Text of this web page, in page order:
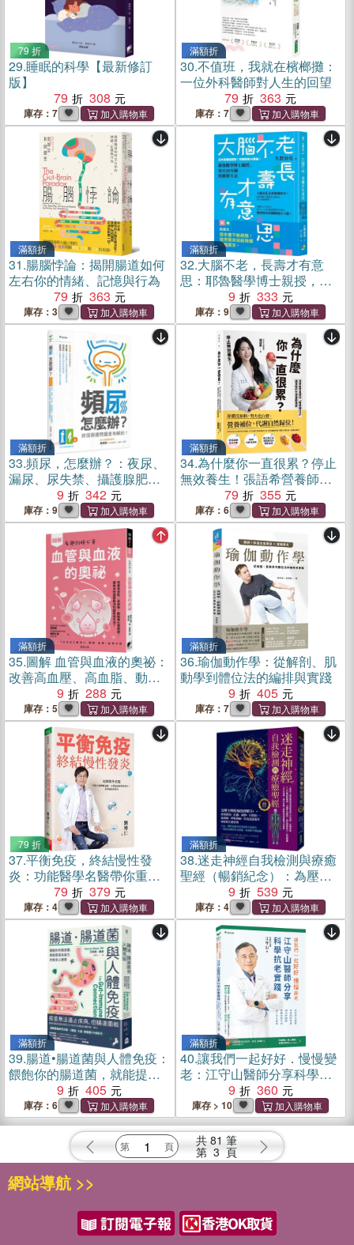
79 折
29.睡眠的科學【最新修訂
版】
79
308
庫存：7
滿額折
30.不值班，我就在檳榔攤：
一位外科醫師對人生的回望
79
363
庫存：7
滿額折
31.腸腦悖論：揭開腸道如何
左右你的情緒、記憶與行為
79
363
庫存：3
滿額折
32.大腦不老，長壽才有意
思：耶魯醫學博士親授，每
天10分鐘的簡單方法
9 333
庫存：9
滿額折
33.頻尿，怎麼辦？：夜尿、
漏尿、尿失禁、攝護腺肥
大、膀胱過動、骨盆底功能
障礙…排尿困擾問題是有解
的！【2026新裝增訂版】
9 342
庫存：9
滿額折
34.為什麼你一直很累？停止
無效養生！張語希營養師的
「精準補位法」，讓當機的
代謝自動重啟
79 355
庫存：6
滿額折
35.圖解 血管與血液的奧祕：
改善高血壓、高血脂、動脈
硬化等問題，讓血液快速變
乾淨的超有效方法！
9 288
庫存：5
滿額折
36.瑜伽動作學：從解剖、肌
動學到體位法的編排與實踐
9
405
庫存：7
79 折
37.平衡免疫，終結慢性發
炎：功能醫學名醫帶你重新
理解過敏、自體免疫與慢性
發炎，校準健康防護力
79 379
庫存：4
滿額折
38.迷走神經自我檢測與療癒
聖經（暢銷紀念）：為壓力
與病痛找到解方！修復創
傷、焦慮、憂鬱、自閉症、
偏頭痛、呼吸障礙、胃食道
逆流等病症的自救寶典
9 539
庫存：4
滿額折
39.腸道•腸道菌與人體免疫：
餵飽你的腸道菌，就能提高
免疫力改善身心健康
9 405
庫存：6
滿額折
40.讓我們一起好好．慢慢變
老：江守山醫師分享科學抗
老實踐：去除老化細胞、恢
復端粒長度、增加幹細胞、
啟動自噬作用、減少老化毒
物
9 360
庫存 > 10
共 81 筆
第 3 頁
網站導航 >>